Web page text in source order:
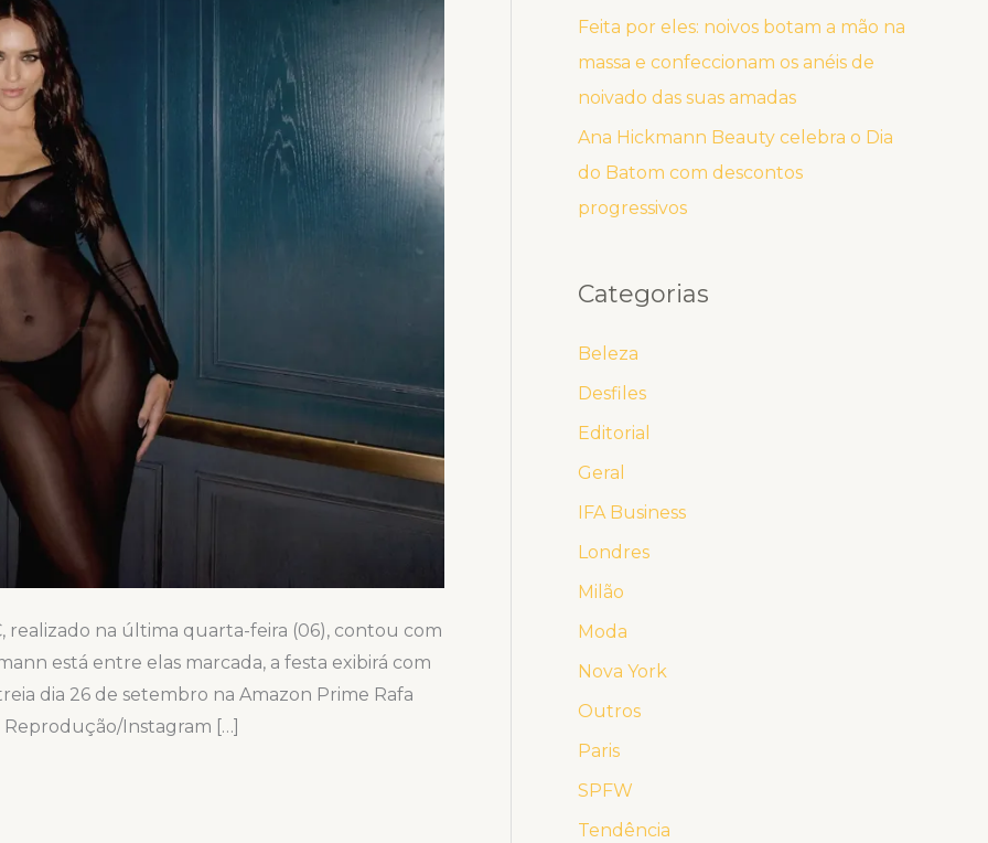
realizado na última quarta-feira (06), contou com
está entre elas marcada, a festa exibirá com
dia 26 de setembro na Amazon Prime Rafa
Reprodução/Instagram […]
Feita por eles: noivos botam a mão na
massa e confeccionam os anéis de
noivado das suas amadas
Ana Hickmann Beauty celebra o Dia
do Batom com descontos
progressivos
Categorias
Beleza
Desfiles
Editorial
Geral
IFA Business
Londres
Milão
Moda
Nova York
Outros
Paris
SPFW
Tendência